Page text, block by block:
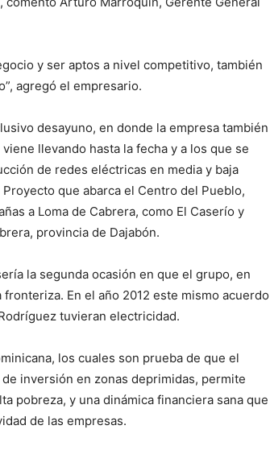
y ser aptos a nivel competitivo, también
agregó el empresario.
desayuno, en donde la empresa también
llevando hasta la fecha y a los que se
de redes eléctricas en media y baja
que abarca el Centro del Pueblo,
a Loma de Cabrera, como El Caserío y
provincia de Dajabón.
la segunda ocasión en que el grupo, en
En el año 2012 este mismo acuerdo
tuvieran electricidad.
los cuales son prueba de que el
inversión en zonas deprimidas, permite
pobreza, y una dinámica financiera sana que
de las empresas.